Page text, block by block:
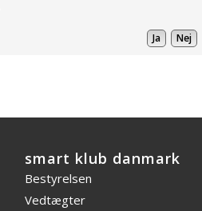
smart klub danmark
Bestyrelsen
Vedtægter